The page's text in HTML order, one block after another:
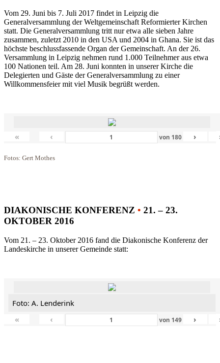
Vom 29. Juni bis 7. Juli 2017 findet in Leipzig die
Generalversammlung der Weltgemeinschaft Reformierter Kirchen
statt. Die Generalversammlung tritt nur etwa alle sieben Jahre
zusammen, zuletzt 2010 in den USA und 2004 in Ghana. Sie ist das
höchste beschlussfassende Organ der Gemeinschaft. An der 26.
Versammlung in Leipzig nehmen rund 1.000 Teilnehmer aus etwa
100 Nationen teil. Am 28. Juni konnten in unserer Kirche die
Delegierten und Gäste der Generalversammlung zu einer
Willkommensfeier mit viel Musik begrüßt werden.
« ‹ von 180 ›
Fotos: Gert Mothes
DIAKONISCHE KONFERENZ • 21. – 23.
OKTOBER 2016
Vom 21. – 23. Oktober 2016 fand die Diakonische Konferenz der
Landeskirche in unserer Gemeinde statt:
Foto: A. Lenderink
«
‹ von 149 ›